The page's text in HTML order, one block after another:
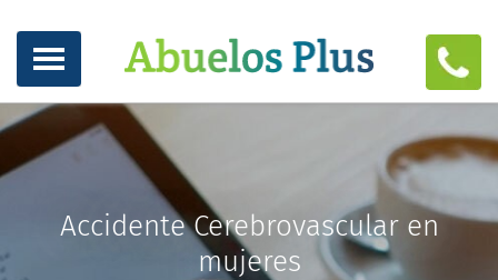
Accidente Cerebrovascular en
mujeres